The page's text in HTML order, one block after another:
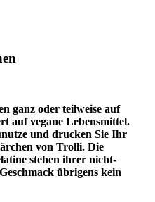
ganz oder teilweise auf
auf vegane Lebensmittel.
und drucken Sie Ihr
von Trolli. Die
stehen ihrer nicht-
übrigens kein